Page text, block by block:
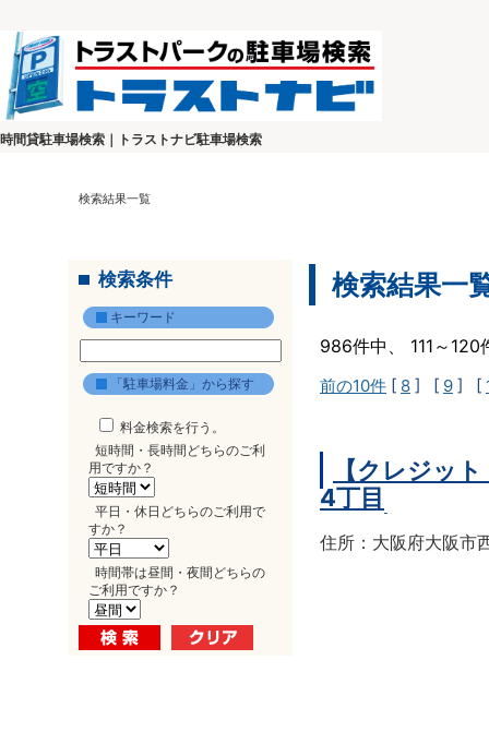
時間貸駐車場検索｜トラストナビ駐車場検索
検索結果一覧
検索条件
キーワード
「駐車場料金」から探す
料金検索を行う。
短時間・長時間どちらのご利
用ですか？
平日・休日どちらのご利用で
すか？
時間帯は昼間・夜間どちらの
ご利用ですか？
検索結果一
986件中、 111～
前の10件 [ 8 ] [ 9 ] [
【クレジッ
4丁目
住所：大阪府大阪市